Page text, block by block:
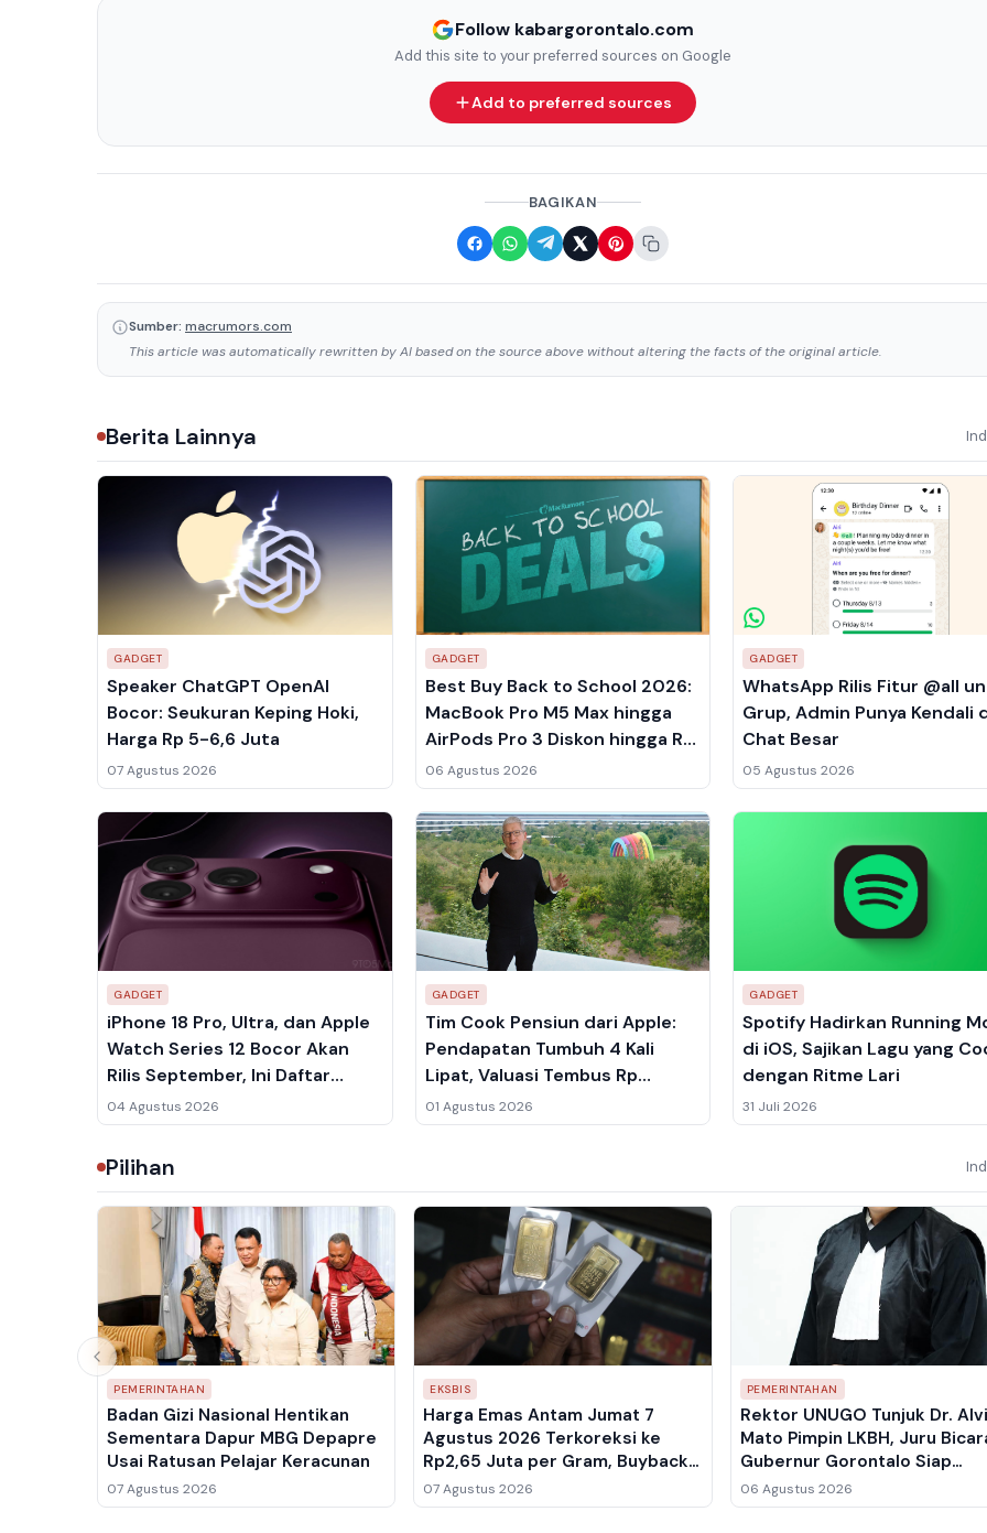
Follow kabargorontalo.com
Add this site to your preferred sources on Google
Add to preferred sources
BAGIKAN
Sumber: macrumors.com
This article was automatically rewritten by AI based on the source above without altering the facts of the original article.
Berita Lainnya
GADGET
Speaker ChatGPT OpenAI
Bocor: Seukuran Keping Hoki,
Harga Rp 5-6,6 Juta
07 Agustus 2026
GADGET
Best Buy Back to School 2026:
MacBook Pro M5 Max hingga
AirPods Pro 3 Diskon hingga Rp
68 Juta
06 Agustus 2026
GADGET
WhatsApp Rilis Fitur @all
Grup, Admin Punya Kendali
Chat Besar
05 Agustus 2026
GADGET
iPhone 18 Pro, Ultra, dan Apple
Watch Series 12 Bocor Akan
Rilis September, Ini Daftar
Lengkapnya
04 Agustus 2026
GADGET
Tim Cook Pensiun dari Apple:
Pendapatan Tumbuh 4 Kali
Lipat, Valuasi Tembus Rp
81.000 Triliun
01 Agustus 2026
GADGET
Spotify Hadirkan Running
di iOS, Sajikan Lagu yang
dengan Ritme Lari
31 Juli 2026
Pilihan
PEMERINTAHAN
Badan Gizi Nasional Hentikan
Sementara Dapur MBG Depapre
Usai Ratusan Pelajar Keracunan
07 Agustus 2026
EKSBIS
Harga Emas Antam Jumat 7
Agustus 2026 Terkoreksi ke
Rp2,65 Juta per Gram, Buyback
Ikut Melemah ke Rp2,461 Juta
07 Agustus 2026
PEMERINTAHAN
Rektor UNUGO Tunjuk Dr.
Mato Pimpin LKBH, Juru
Gubernur Gorontalo Siap
Perkuat Bantuan Hukum
Warga
06 Agustus 2026